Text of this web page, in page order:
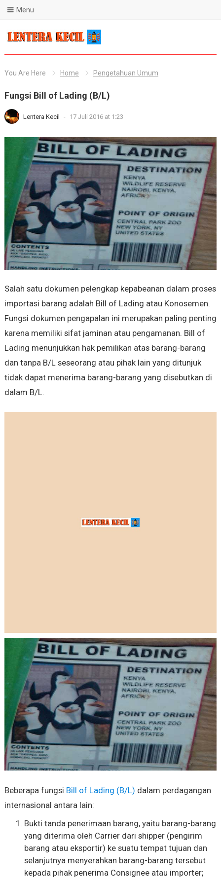
Blog Lentera Kecil
Menu
You Are Here Home Pengetahuan Umum
Fungsi Bill of Lading (B/L)
Lentera Kecil - 17 Juli 2016 at 1:23
Salah satu dokumen pelengkap kepabeanan dalam proses
importasi barang adalah Bill of Lading atau Konosemen.
Fungsi dokumen pengapalan ini merupakan paling penting
karena memiliki sifat jaminan atau pengamanan. Bill of
Lading menunjukkan hak pemilikan atas barang-barang
dan tanpa B/L seseorang atau pihak lain yang ditunjuk
tidak dapat menerima barang-barang yang disebutkan di
dalam B/L.
Beberapa fungsi Bill of Lading (B/L) dalam perdagangan
internasional antara lain:
Bukti tanda penerimaan barang, yaitu barang-barang
yang diterima oleh Carrier dari shipper (pengirim
barang atau eksportir) ke suatu tempat tujuan dan
selanjutnya menyerahkan barang-barang tersebut
kepada pihak penerima Consignee atau importer;